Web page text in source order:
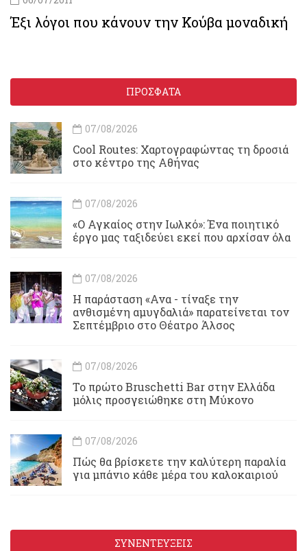
Έξι λόγοι που κάνουν την Κούβα μοναδική
ΠΡΟΣΦΑΤΑ
07/08/2026
Cool Routes: Χαρτογραφώντας τη δροσιά
στο κέντρο της Αθήνας
07/08/2026
«Ο Αγκαίος στην Ιωλκό»: Ένα ποιητικό
έργο μας ταξιδεύει εκεί που αρχίσαν όλα
07/08/2026
Η παράσταση «Ανα - τίναξε την
ανθισμένη αμυγδαλιά» παρατείνεται τον
Σεπτέμβριο στο Θέατρο Άλσος
07/08/2026
Το πρώτο Bruschetti Bar στην Ελλάδα
μόλις προσγειώθηκε στη Μύκονο
07/08/2026
Πώς θα βρίσκετε την καλύτερη παραλία
για μπάνιο κάθε μέρα του καλοκαιριού
ΣΥΝΕΝΤΕΥΞΕΙΣ